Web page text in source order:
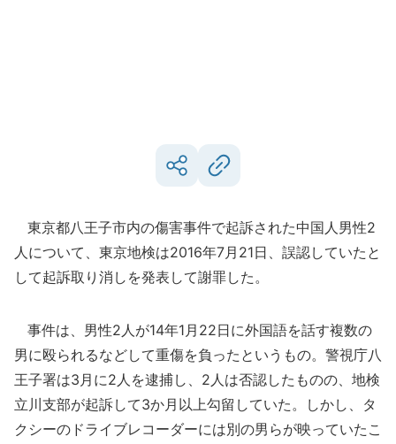
東京都八王子市内の傷害事件で起訴された中国人男性2
人について、東京地検は2016年7月21日、誤認していたと
して起訴取り消しを発表して謝罪した。
事件は、男性2人が14年1月22日に外国語を話す複数の
男に殴られるなどして重傷を負ったというもの。警視庁八
王子署は3月に2人を逮捕し、2人は否認したものの、地検
立川支部が起訴して3か月以上勾留していた。しかし、タ
クシーのドライブレコーダーには別の男らが映っていたこ